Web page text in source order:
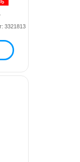
3321813